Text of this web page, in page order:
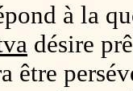
à la
désire
être